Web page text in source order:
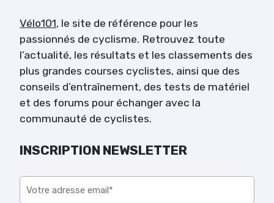
Vélo101, le site de référence pour les
passionnés de cyclisme. Retrouvez toute
l’actualité, les résultats et les classements des
plus grandes courses cyclistes, ainsi que des
conseils d’entraînement, des tests de matériel
et des forums pour échanger avec la
communauté de cyclistes.
INSCRIPTION NEWSLETTER